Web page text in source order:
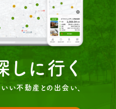
に行く
い不動産との出会い、